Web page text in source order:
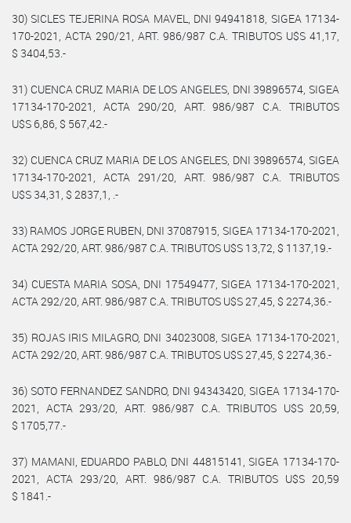
30) SICLES TEJERINA ROSA MAVEL, DNI 94941818, SIGEA 17134-
170-2021, ACTA 290/21, ART. 986/987 C.A. TRIBUTOS U$S 41,17,
$ 3404,53.-
31) CUENCA CRUZ MARIA DE LOS ANGELES, DNI 39896574, SIGEA
17134-170-2021, ACTA 290/20, ART. 986/987 C.A. TRIBUTOS
U$S 6,86, $ 567,42.-
32) CUENCA CRUZ MARIA DE LOS ANGELES, DNI 39896574, SIGEA
17134-170-2021, ACTA 291/20, ART. 986/987 C.A. TRIBUTOS
U$S 34,31, $ 2837,1, .-
33) RAMOS JORGE RUBEN, DNI 37087915, SIGEA 17134-170-2021,
ACTA 292/20, ART. 986/987 C.A. TRIBUTOS U$S 13,72, $ 1137,19.-
34) CUESTA MARIA SOSA, DNI 17549477, SIGEA 17134-170-2021,
ACTA 292/20, ART. 986/987 C.A. TRIBUTOS U$S 27,45, $ 2274,36.-
35) ROJAS IRIS MILAGRO, DNI 34023008, SIGEA 17134-170-2021,
ACTA 292/20, ART. 986/987 C.A. TRIBUTOS U$S 27,45, $ 2274,36.-
36) SOTO FERNANDEZ SANDRO, DNI 94343420, SIGEA 17134-170-
2021, ACTA 293/20, ART. 986/987 C.A. TRIBUTOS U$S 20,59,
$ 1705,77.-
37) MAMANI, EDUARDO PABLO, DNI 44815141, SIGEA 17134-170-
2021, ACTA 293/20, ART. 986/987 C.A. TRIBUTOS U$S 20,59
$ 1841.-